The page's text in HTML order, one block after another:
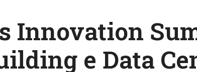
Innovation
e Data